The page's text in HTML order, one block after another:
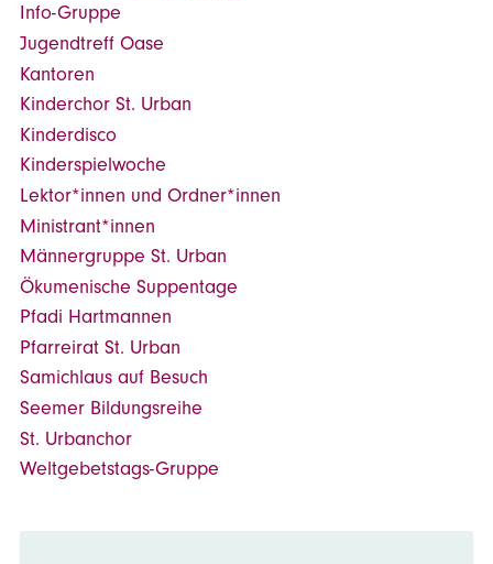
Info-Gruppe
Jugendtreff Oase
Kantoren
Kinderchor St. Urban
Kinderdisco
Kinderspielwoche
Lektor*innen und Ordner*innen
Ministrant*innen
Männergruppe St. Urban
Ökumenische Suppentage
Pfadi Hartmannen
Pfarreirat St. Urban
Samichlaus auf Besuch
Seemer Bildungsreihe
St. Urbanchor
Weltgebetstags-Gruppe